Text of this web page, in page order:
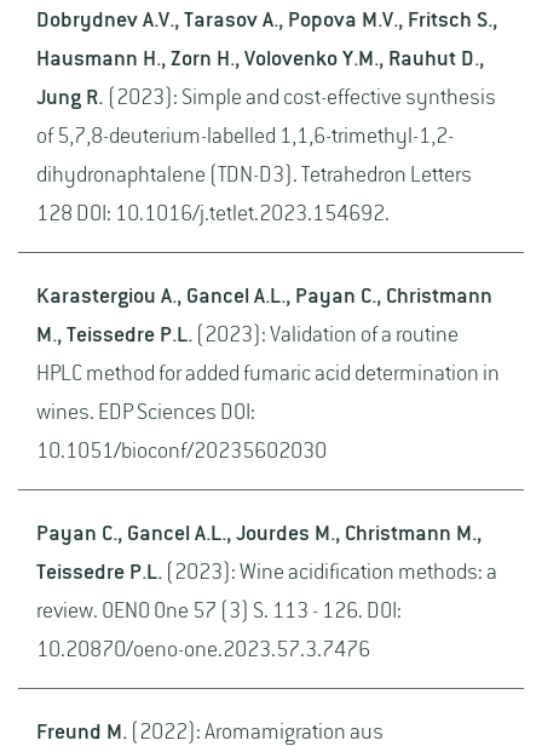
Dobrydnev A.V., Tarasov A., Popova M.V., Fritsch S.,
Hausmann H., Zorn H., Volovenko Y.M., Rauhut D.,
Jung R.
(2023): Simple and cost-effective synthesis
of 5,7,8-deuterium-labelled 1,1,6-trimethyl-1,2-
dihydronaphtalene (TDN-D3). Tetrahedron Letters
128 DOI: 10.1016/j.tetlet.2023.154692.
Karastergiou A., Gancel A.L., Payan C., Christmann
M., Teissedre P.L. (2023): Validation of a routine
HPLC method for added fumaric acid determination in
wines. EDP Sciences DOI:
10.1051/bioconf/20235602030
Payan C., Gancel A.L., Jourdes M., Christmann M.,
Teissedre P.L. (2023): Wine acidification methods: a
review. OENO One 57 (3) S. 113 - 126. DOI:
10.20870/oeno-one.2023.57.3.7476
Freund M. (2022): Aromamigration aus